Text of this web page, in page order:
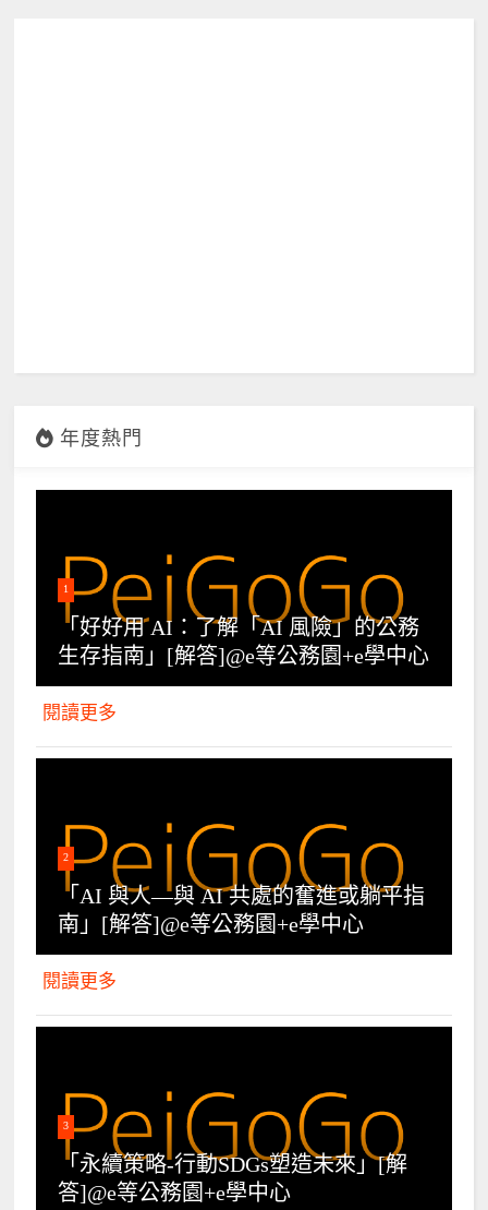
年度熱門
1
「好好用 AI：了解「AI 風險」的公務
生存指南」[解答]@e等公務園+e學中心
閱讀更多
2
「AI 與人—與 AI 共處的奮進或躺平指
南」[解答]@e等公務園+e學中心
閱讀更多
3
「永續策略-行動SDGs塑造未來」[解
答]@e等公務園+e學中心